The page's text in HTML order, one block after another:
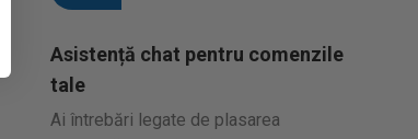
Asistență chat pentru comenzile
tale
Ai întrebări legate de plasarea